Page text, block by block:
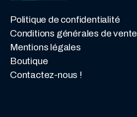
Politique de confidentialité
Conditions générales de vente
Mentions légales
Boutique
Contactez-nous !